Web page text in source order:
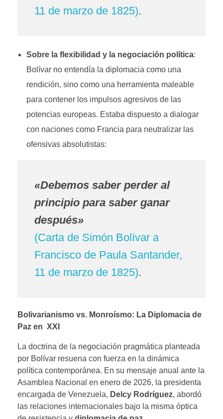
11 de marzo de 1825).
Sobre la flexibilidad y la negociación política:
Bolívar no entendía la diplomacia como una
rendición, sino como una herramienta maleable
para contener los impulsos agresivos de las
potencias europeas. Estaba dispuesto a dialogar
con naciones como Francia para neutralizar las
ofensivas absolutistas:
«Debemos saber perder al
principio para saber ganar
después»
(Carta de Simón Bolívar a
Francisco de Paula Santander,
11 de marzo de 1825).
Bolivarianismo vs. Monroísmo: La Diplomacia de
Paz en XXI
La doctrina de la negociación pragmática planteada
por Bolívar resuena con fuerza en la dinámica
política contemporánea. En su mensaje anual ante la
Asamblea Nacional en enero de 2026, la presidenta
encargada de Venezuela, Delcy Rodríguez, abordó
las relaciones internacionales bajo la misma óptica